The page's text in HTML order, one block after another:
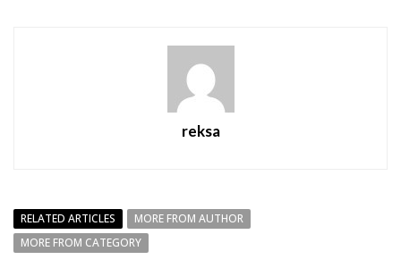
reksa
RELATED ARTICLES
MORE FROM AUTHOR
MORE FROM CATEGORY